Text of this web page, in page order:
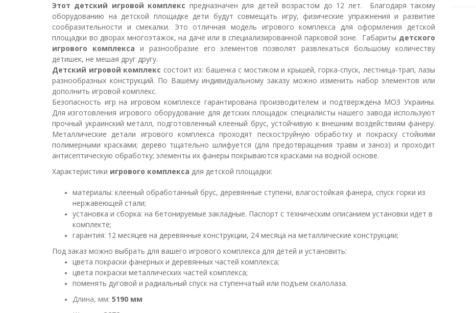
Этот детский игровой комплекс предназначен для детей возрастом до 12 лет. Благодаря такому
оборудованию на детской площадке дети будут совмещать игру, физические упражнения и развитие
сообразительности и смекалки. Это отличная модель игрового комплекса для оформления детской
площадки во дворах многоэтажок, на даче или в специализированной парковой зоне. Габариты детского
игрового комплекса и разнообразие его элементов позволят развлекаться большому количеству
детишек, не мешая друг другу.
Детский игровой комплекс состоит из: башенка с мостиком и крышей, горка-спуск, лестница-трап, лазы
разнообразных конструкций. По Вашему индивидуальному заказу можно изменить набор элементов или
дополнить игровой комплекс.
Безопасность игр на игровом комплексе гарантирована производителем и подтверждена МОЗ Украины.
Для изготовления игрового оборудование для детских площадок специалисты нашего завода используют
прочный украинский металл, подготовленный клееный брус, устойчивую к внешним воздействиям фанеру.
Металлические детали игрового комплекса проходят пескоструйную обработку и покраску стойкими
полимерными красками; дерево тщательно шлифуется (для предотвращения травм и заноз) и проходит
антисептическую обработку; элементы их фанеры покрываются красками на водной основе.
Характеристики игрового комплекса для детской площадки:
материалы: клееный обработанный брус, деревянные ступени, влагостойкая фанера, спуск горки из
нержавеющей стали;
установка и сборка: на бетонируемые закладные. Паспорт с техническим описанием установки идет в
комплекте;
гарантия: 12 месяцев на деревянные конструкции, 24 месяца на металлические конструкции;
Под заказ можно выбрать для вашего игрового комплекса для детей и установить:
цвета покраски фанерных и деревянных частей комплекса;
цвета покраски металлических частей комплекса;
поменять дуговой и радиальный спуск на ступенчатый или подъем скалолаза.
Длина, мм: 5190 мм